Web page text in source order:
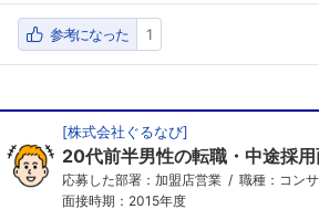
参考になった 1
[株式会社ぐるなび]
20代前半男性の転職・中途採
応募した部署：加盟店営業
職種：コン
面接時期：2015年度